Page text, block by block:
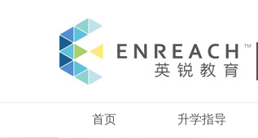
首页 升学指导